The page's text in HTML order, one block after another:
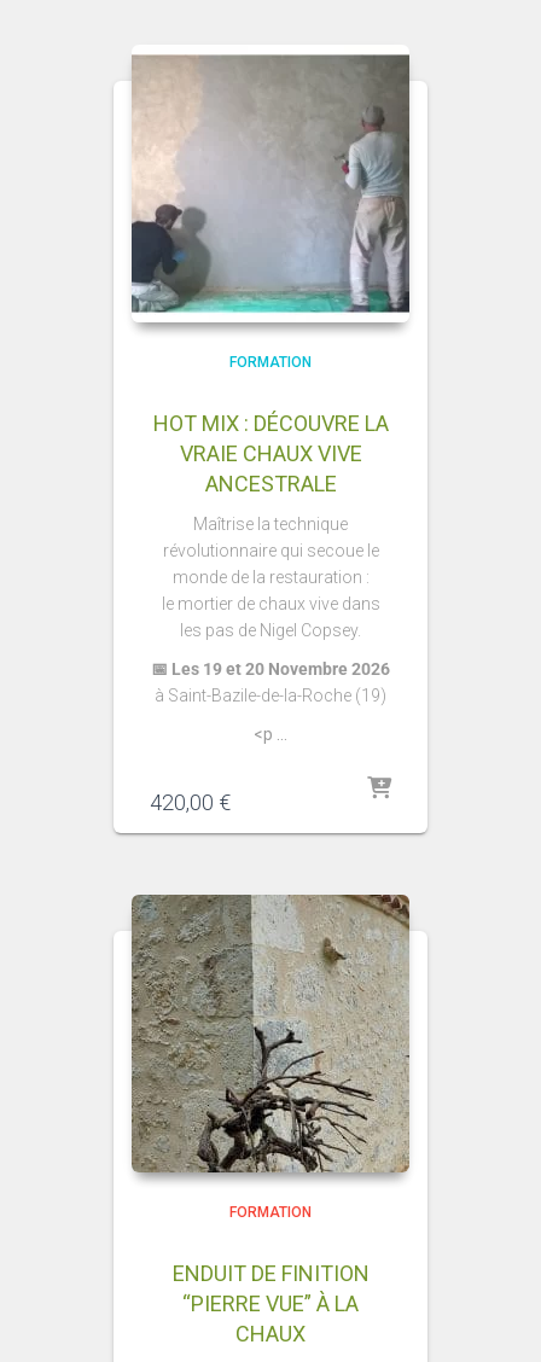
FORMATION
HOT MIX : DÉCOUVRE LA
VRAIE CHAUX VIVE
ANCESTRALE
Maîtrise la technique
révolutionnaire qui secoue le
monde de la restauration :
le mortier de chaux vive dans
les pas de Nigel Copsey.
📅 Les 19 et 20 Novembre 2026
à Saint-Bazile-de-la-Roche (19)
<p ...
420,00 €
FORMATION
ENDUIT DE FINITION
“PIERRE VUE” À LA
CHAUX